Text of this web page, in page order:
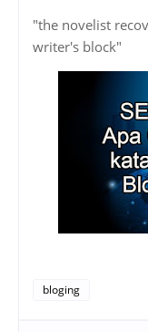
"the novelist
writer's block"
bloging